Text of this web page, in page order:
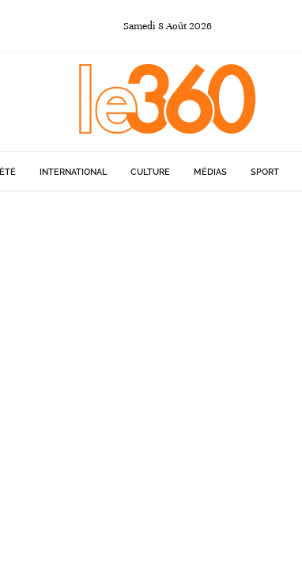
Samedi 8Août2026
INTERNATIONAL CULTURE MÉDIAS SPORT